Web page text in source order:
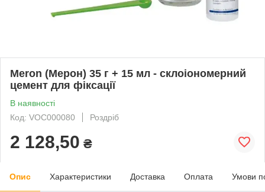
Meron (Мерон) 35 г + 15 мл - склоіономерний
цемент для фіксації
В наявності
Код: VOC000080
Роздріб
2 128,50 ₴
Опис Характеристики Доставка Оплата Умови